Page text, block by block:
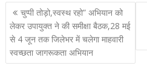
Post
navigation
चुप्पी तोड़ो,स्वस्थ रहो” अभियान को
लेकर उपायुक्त ने की समीक्षा बैठक,28 मई
से 4 जून तक जिलेभर में चलेगा माहवारी
स्वच्छता जागरूकता अभियान